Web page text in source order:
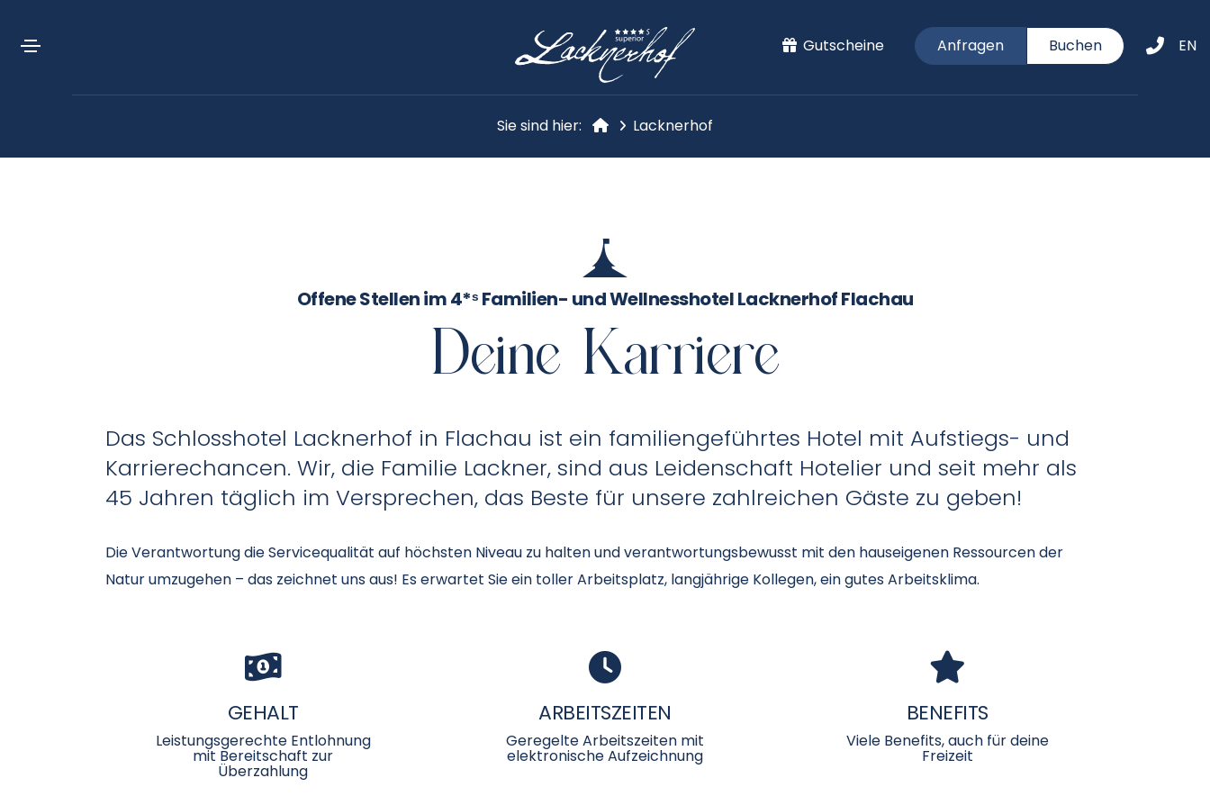
Gutscheine Anfragen Buchen EN
Sie sind hier: Lacknerhof
Deine Karriere
Offene Stellen im 4*ˢ Familien- und Wellnesshotel Lacknerhof Flachau
Das Schlosshotel Lacknerhof in Flachau ist ein familiengeführtes Hotel mit Aufstiegs- und
Karrierechancen. Wir, die Familie Lackner, sind aus Leidenschaft Hotelier und seit mehr als
45 Jahren täglich im Versprechen, das Beste für unsere zahlreichen Gäste zu geben!
Die Verantwortung die Servicequalität auf höchsten Niveau zu halten und verantwortungsbewusst mit den hauseigenen Ressourcen der
Natur umzugehen – das zeichnet uns aus! Es erwartet Sie ein toller Arbeitsplatz, langjährige Kollegen, ein gutes Arbeitsklima.
GEHALT
Leistungsgerechte Entlohnung
mit Bereitschaft zur
Überzahlung
ARBEITSZEITEN
Geregelte Arbeitszeiten mit
elektronische Aufzeichnung
BENEFITS
Viele Benefits, auch für deine
Freizeit